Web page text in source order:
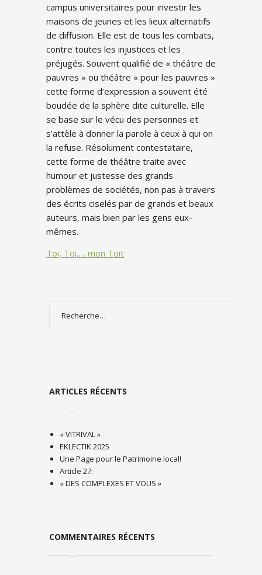
campus universitaires pour investir les
maisons de jeunes et les lieux alternatifs
de diffusion. Elle est de tous les combats,
contre toutes les injustices et les
préjugés. Souvent qualifié de « théâtre de
pauvres » ou théâtre « pour les pauvres »
cette forme d’expression a souvent été
boudée de la sphère dite culturelle. Elle
se base sur le vécu des personnes et
s’attèle à donner la parole à ceux à qui on
la refuse. Résolument contestataire,
cette forme de théâtre traite avec
humour et justesse des grands
problèmes de sociétés, non pas à travers
des écrits ciselés par de grands et beaux
auteurs, mais bien par les gens eux-
mêmes.
Toi, Toi,… mon Toit
ARTICLES RÉCENTS
« VITRIVAL »
EKLECTIK 2025
Une Page pour le Patrimoine local!
Article 27:
« DES COMPLEXES ET VOUS »
COMMENTAIRES RÉCENTS